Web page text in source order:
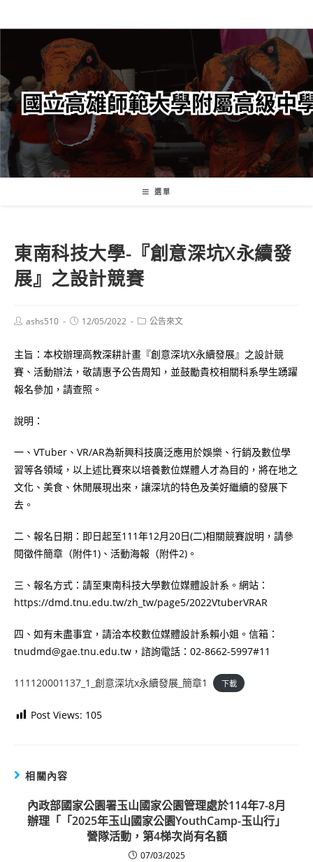
轉
要
內
容
選單
東南科技大學-『創意深坑X永續發
展』之設計競賽
Postashs510
Post12/05/2022
Post公告來文
主旨：本校辦理高教深耕計畫『創意深坑X永續發展』之設計競
賽、活動辦法，敬請惠予公告周知，並鼓勵貴校相關科系學生踴躍
報名參加，請查照。
說明：
一、VTuber、VR/AR為新興科技廣泛應用於娛樂、行銷及數位學
習等各領域，以上述比賽來以培養數位媒體人才為目的，將在地之
文化、美食、休閒展現出來，讓深坑的特色及美好繼續的發展下
去。
二、報名日期：即日起至111年12月20日(二)相關競賽說明，請參
閱徵件簡章（附件1)、活動海報（附件2)。
三、報名方式：請至東南科技大學數位媒體設計系。網站：
https://dmd.tnu.edu.tw/zh_tw/page5/2022VtuberVRAR
四、如有未盡事宜，請洽本校數位媒體設計系賴小姐。信箱：
tnudmd@gae.tnu.edu.tw，諮詢電話：02-8662-5997#11
111120001137_1_創意深坑x永續發展_簡章1 下載
Post Views: 105
相關內容
內政部國家公園署玉山國家公園管理處於114年7-8月
辦理「「2025年玉山國家公園YouthCamp-玉山行」
營隊活動，第4梯次尚有名額
07/03/2025